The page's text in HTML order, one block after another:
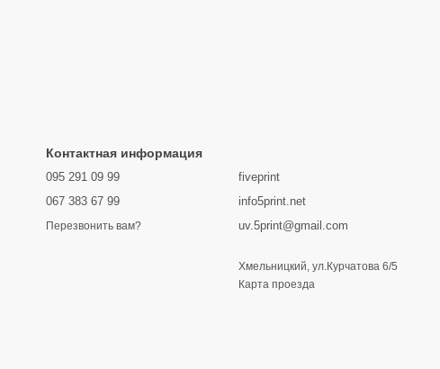
Контактная информация
095 291 09 99
067 383 67 99
Перезвонить вам?
fiveprint
info5print.net
uv.5print@gmail.com
Хмельницкий, ул.Курчатова 6/5
Карта проезда